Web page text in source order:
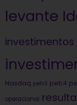
levante
investimentos
Nasdaq petr3 petr4
operacional